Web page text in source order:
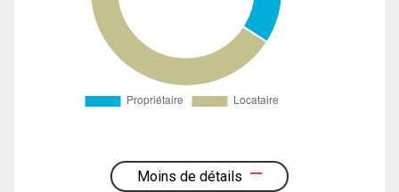
Moins de détails